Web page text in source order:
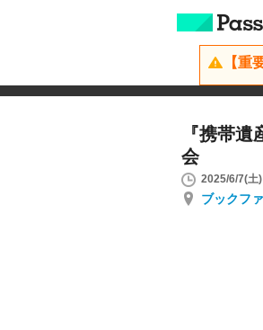
【重
『携帯
会
2025/6/7(土
ブックフ